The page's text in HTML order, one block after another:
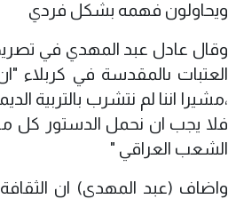
ويحاولون فهمه بشكل فردي
وقال عادل عبد المهدي في
العتبات ىالمقدسة في كربلاء
،مشيرا اننا لم نتشرب بالتربية
فلا يجب ان نحمل الدستور كل
الشعب العراقي "
واضاف (عبد المهدي) ان